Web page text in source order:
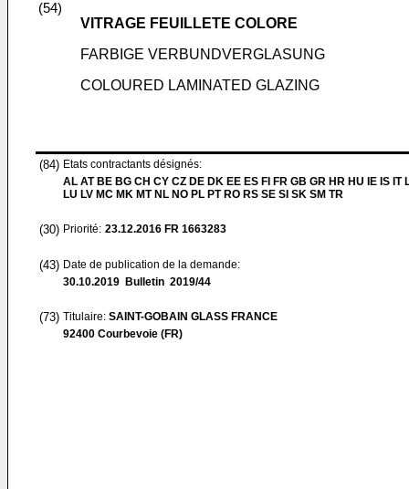
(54)
VITRAGE FEUILLETE COLORE
FARBIGE VERBUNDVERGLASUNG
COLOURED LAMINATED GLAZING
(84) Etats contractants désignés:
AL AT BE BG CH CY CZ DE DK EE ES FI FR GB GR HR HU IE IS IT
LU LV MC MK MT NL NO PL PT RO RS SE SI SK SM TR
(30) Priorité: 23.12.2016 FR 1663283
(43) Date de publication de la demande:
30.10.2019 Bulletin 2019/44
(73) Titulaire: SAINT-GOBAIN GLASS FRANCE
92400 Courbevoie (FR)